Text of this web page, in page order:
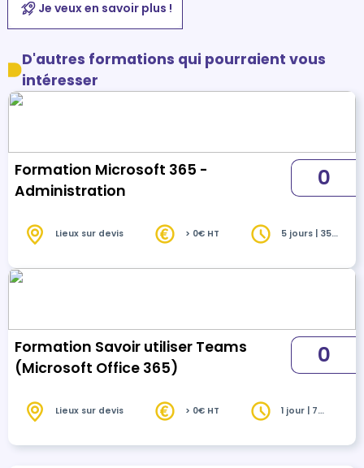
Je veux en savoir plus !
D'autres formations qui pourraient vous
intéresser
Formation Microsoft 365 -
Administration
0
Lieux sur devis > 0€ HT
5 jours | 35
Formation Savoir utiliser Teams
(Microsoft Office 365)
0
Lieux sur devis > 0€ HT
1 jour | 7